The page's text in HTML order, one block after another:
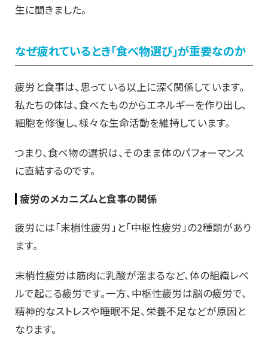
生に聞きました。
なぜ疲れているとき「食べ物選び」が重要なのか
疲労と食事は、思っている以上に深く関係しています。
私たちの体は、食べたものからエネルギーを作り出し、
細胞を修復し、様々な生命活動を維持しています。
つまり、食べ物の選択は、そのまま体のパフォーマンス
に直結するのです。
疲労のメカニズムと食事の関係
疲労には「末梢性疲労」と「中枢性疲労」の2種類があり
ます。
末梢性疲労は筋肉に乳酸が溜まるなど、体の組織レベ
ルで起こる疲労です。一方、中枢性疲労は脳の疲労で、
精神的なストレスや睡眠不足、栄養不足などが原因と
なります。